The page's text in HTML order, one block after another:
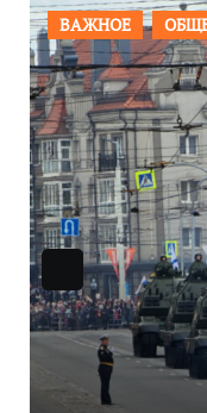
ВАЖНОЕ